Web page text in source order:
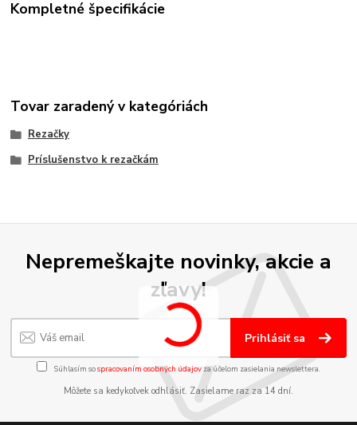
Kompletné špecifikácie
Tovar zaradený v kategóriách
Rezačky
Príslušenstvo k rezačkám
Nepremeškajte novinky, akcie a
zľavy!
Prihlásiť sa
Súhlasím sospracovaním osobných údajov za účelom zasielania newslettera.
Môžete sa kedykoľvek odhlásiť. Zasielame raz za 14 dní.